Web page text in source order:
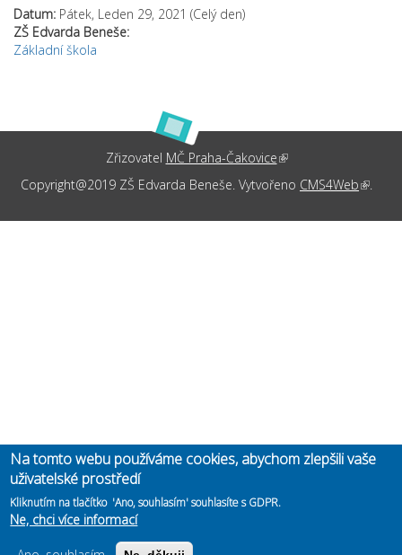
Datum: Pátek, Leden 29, 2021 (Celý den)
ZŠ Edvarda Beneše:
Základní škola
Zřizovatel MČ Praha-Čakovice(link is external)
Copyright@2019 ZŠ Edvarda Beneše. Vytvořeno CMS4Web (link is
.
Na tomto webu používáme cookies, abychom zlepšili vaše
uživatelské prostředí
Kliknutím na tlačítko 'Ano, souhlasím' souhlasíte s GDPR.
Ne, chci více informací